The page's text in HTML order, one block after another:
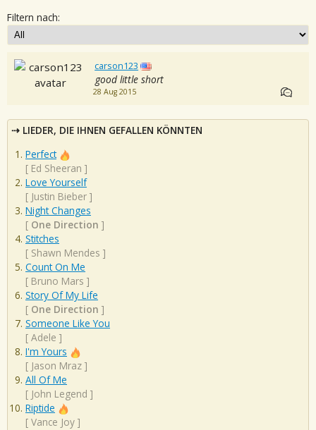
Filtern nach:
carson123
good little short
28 Aug 2015
LIEDER, DIE IHNEN GEFALLEN KÖNNTEN
Perfect
[ Ed Sheeran ]
Love Yourself
[ Justin Bieber ]
Night Changes
[ One Direction ]
Stitches
[ Shawn Mendes ]
Count On Me
[ Bruno Mars ]
Story Of My Life
[ One Direction ]
Someone Like You
[ Adele ]
I'm Yours
[ Jason Mraz ]
All Of Me
[ John Legend ]
Riptide
[ Vance Joy ]